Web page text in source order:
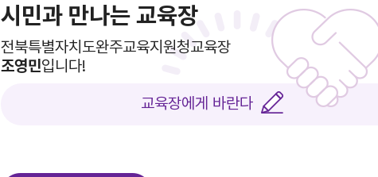
미래공간
완주꿈이공
안전체험관
시민과 만나는 교육장
전북특별자치도완주교육지원청교육장
조영민입니다!
교육장에게 바란다